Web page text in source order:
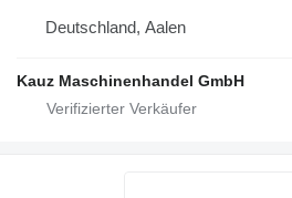
Deutschland, Aalen
Kauz Maschinenhandel GmbH